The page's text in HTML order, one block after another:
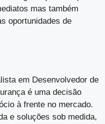
mas também
oportunidades de
em Desenvolvedor de
é uma decisão
à frente no mercado.
e soluções sob medida,